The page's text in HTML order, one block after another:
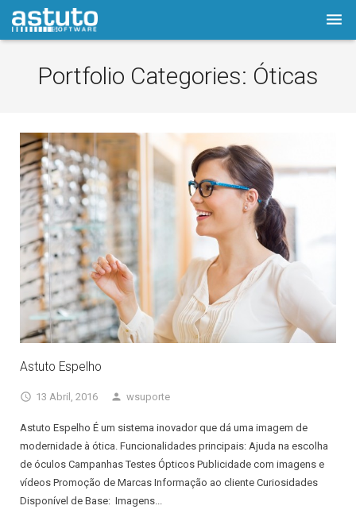
Prod./Serviços
LOJA
Astuto.TV
Notícias
Contactos
Assistência
Portfolio Categories: Óticas
Astuto Espelho
13 Abril, 2016 wsuporte
Astuto Espelho É um sistema inovador que dá uma imagem de
modernidade à ótica. Funcionalidades principais: Ajuda na escolha
de óculos Campanhas Testes Ópticos Publicidade com imagens e
vídeos Promoção de Marcas Informação ao cliente Curiosidades
Disponível de Base: Imagens...